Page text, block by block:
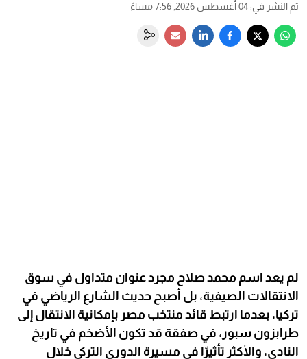
تم النشر في: 04 أغسطس 2026, 7:56 مساءً
لم يعد اسم محمد صلاح مجرد عنوان متداول في سوق
الانتقالات الصيفية، بل أصبح حديث الشارع الرياضي في
تركيا، بعدما ارتبط قائد منتخب مصر بإمكانية الانتقال إلى
طرابزون سبور، في صفقة قد تكون الأضخم في تاريخ
النادي، والأكثر تأثيرًا في مسيرة الدوري التركي خلال